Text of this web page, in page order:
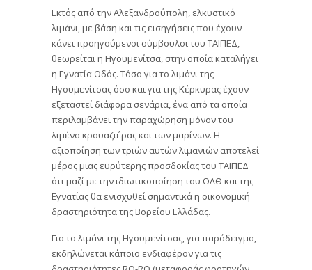
Εκτός από την Αλεξανδρούπολη, ελκυστικό
λιμάνι, με βάση και τις εισηγήσεις που έχουν
κάνει προηγούμενοι σύμβουλοι του ΤΑΙΠΕΔ,
θεωρείται η Ηγουμενίτσα, στην οποία καταλήγει
η Εγνατία Οδός. Τόσο για το λιμάνι της
Ηγουμενίτσας όσο και για της Κέρκυρας έχουν
εξεταστεί διάφορα σενάρια, ένα από τα οποία
περιλαμβάνει την παραχώρηση μόνον του
λιμένα κρουαζιέρας και των μαρίνων. Η
αξιοποίηση των τριών αυτών λιμανιών αποτελεί
μέρος μιας ευρύτερης προσδοκίας του ΤΑΙΠΕΔ
ότι μαζί με την ιδιωτικοποίηση του ΟΛΘ και της
Εγνατίας θα ενισχυθεί σημαντικά η οικονομική
δραστηριότητα της Βορείου Ελλάδας.
Για το λιμάνι της Ηγουμενίτσας, για παράδειγμα,
εκδηλώνεται κάποιο ενδιαφέρον για τις